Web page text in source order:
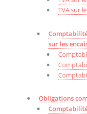
TVA sur
sur les
Obligations